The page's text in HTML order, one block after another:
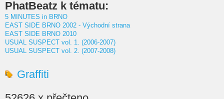
PhatBeatz k tématu:
5 MINUTES in BRNO
EAST SIDE BRNO 2002 - Východní strana
EAST SIDE BRNO 2010
USUAL SUSPECT vol. 1. (2006-2007)
USUAL SUSPECT vol. 2. (2007-2008)
Graffiti